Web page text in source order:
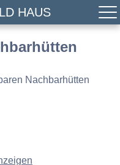
HAUS
Nachbarhütten